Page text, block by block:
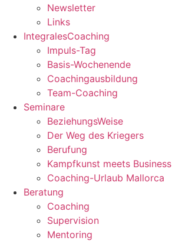
Newsletter
Links
IntegralesCoaching
Impuls-Tag
Basis-Wochenende
Coachingausbildung
Team-Coaching
Seminare
BeziehungsWeise
Der Weg des Kriegers
Berufung
Kampfkunst meets Business
Coaching-Urlaub Mallorca
Beratung
Coaching
Supervision
Mentoring